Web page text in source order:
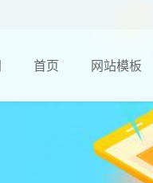
首页 网站模板